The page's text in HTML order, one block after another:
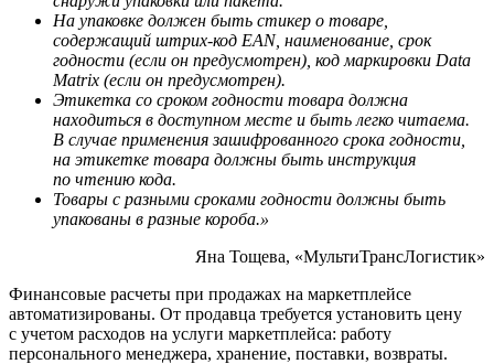
На упаковке должен быть стикер о товаре,
содержащий штрих-код EAN, наименование, срок
годности (если он предусмотрен), код маркировки Data
Matrix (если он предусмотрен).
Этикетка со сроком годности товара должна
находиться в доступном месте и быть легко читаема.
В случае применения зашифрованного срока годности,
на этикетке товара должны быть инструкция
по чтению кода.
Товары с разными сроками годности должны быть
упакованы в разные короба.»
Яна Тощева, «МультиТрансЛогистик»
Финансовые расчеты при продажах на маркетплейсе
автоматизированы. От продавца требуется установить цену
с учетом расходов на услуги маркетплейса: работу
персонального менеджера, хранение, поставки, возвраты.